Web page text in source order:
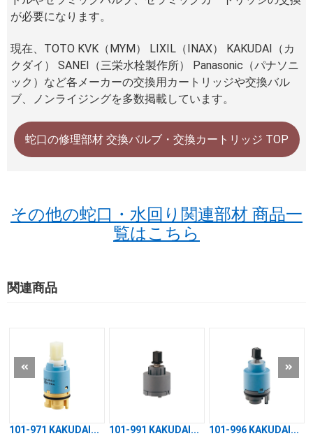
が必要になります。
現在、TOTO KVK（MYM） LIXIL（INAX） KAKUDAI（カ
クダイ） SANEI（三栄水栓製作所） Panasonic（パナソニ
ック）など各メーカーの交換用カートリッジや交換バル
ブ、ノンライジングを多数掲載しています。
蛇口の修理部材 交換バルブ・交換カートリッジ TOP
その他の蛇口・水回り関連部材 商品一
覧はこちら
関連商品
101-971 KAKUDAI... 101-991 KAKUDAI... 101-996 KAKUDAI...